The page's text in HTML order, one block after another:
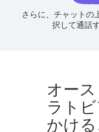
さらに、チャットの
択して通話
オー
ラト
かけ